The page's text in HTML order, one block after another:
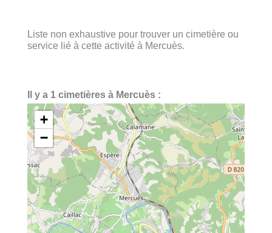
Liste non exhaustive pour trouver un cimetière ou
service lié à cette activité à Mercuès.
Il y a 1 cimetières à Mercuès :
+
−